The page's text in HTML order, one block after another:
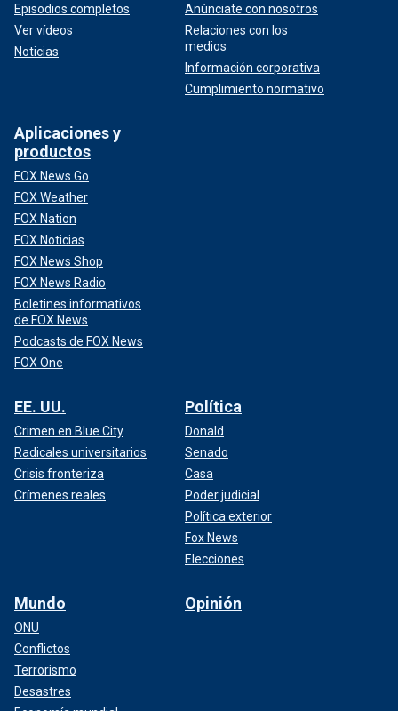
Episodios completos
Ver vídeos
Noticias
Anúnciate con nosotros
Relaciones con los
medios
Información corporativa
Cumplimiento normativo
Aplicaciones y
productos
FOX News Go
FOX Weather
FOX Nation
FOX Noticias
FOX News Shop
FOX News Radio
Boletines informativos
de FOX News
Podcasts de FOX News
FOX One
EE. UU.
Crimen en Blue City
Radicales universitarios
Crisis fronteriza
Crímenes reales
Política
Donald
Senado
Casa
Poder judicial
Política exterior
Fox News
Elecciones
Mundo
ONU
Conflictos
Terrorismo
Desastres
Opinión